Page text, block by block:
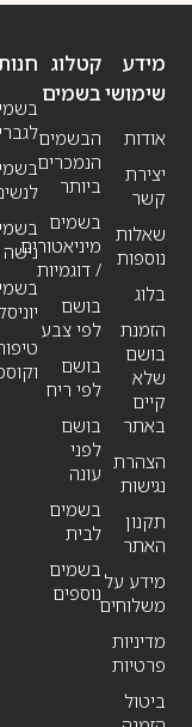
מידע
שימושי
אודות
יצירת
קשר
שאלות
נוספות
בלוג
הזמנת
בושם
שלא
קיים
באתר
הצהרת
נגישות
תקנון
האתר
מידע על
משלוחים
מדיניות
פרטיות
ביטול
חנות
בשמי
נישה
בשמי
טיפוח
קטלוג
בשמים
הבשמים
הנמכרים
ביותר
בשמים
מיניאטורים
/ דוגמיות
בושם
לפי צבע
בושם
לפי ריח
בושם
לפני
עונה
בשמים
לבית
בשמים
נוספים